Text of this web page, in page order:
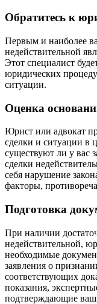
Обратитесь к
Первым и наиболее
недействительной
Этот специалист
юридических
ситуации.
Оценка
Юрист или адвокат
сделки и ситуации в
существуют ли у вас
сделки
себя нарушение
факторы,
Подготовка
При наличии
недействительной,
необходимые
заявления о
соответствующих
показания,
подтверждающие